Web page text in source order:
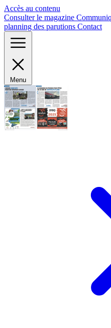
Accès au contenu
Consulter le magazine
planning des parutions Contact
Menu
Panneau de gestion des cookies